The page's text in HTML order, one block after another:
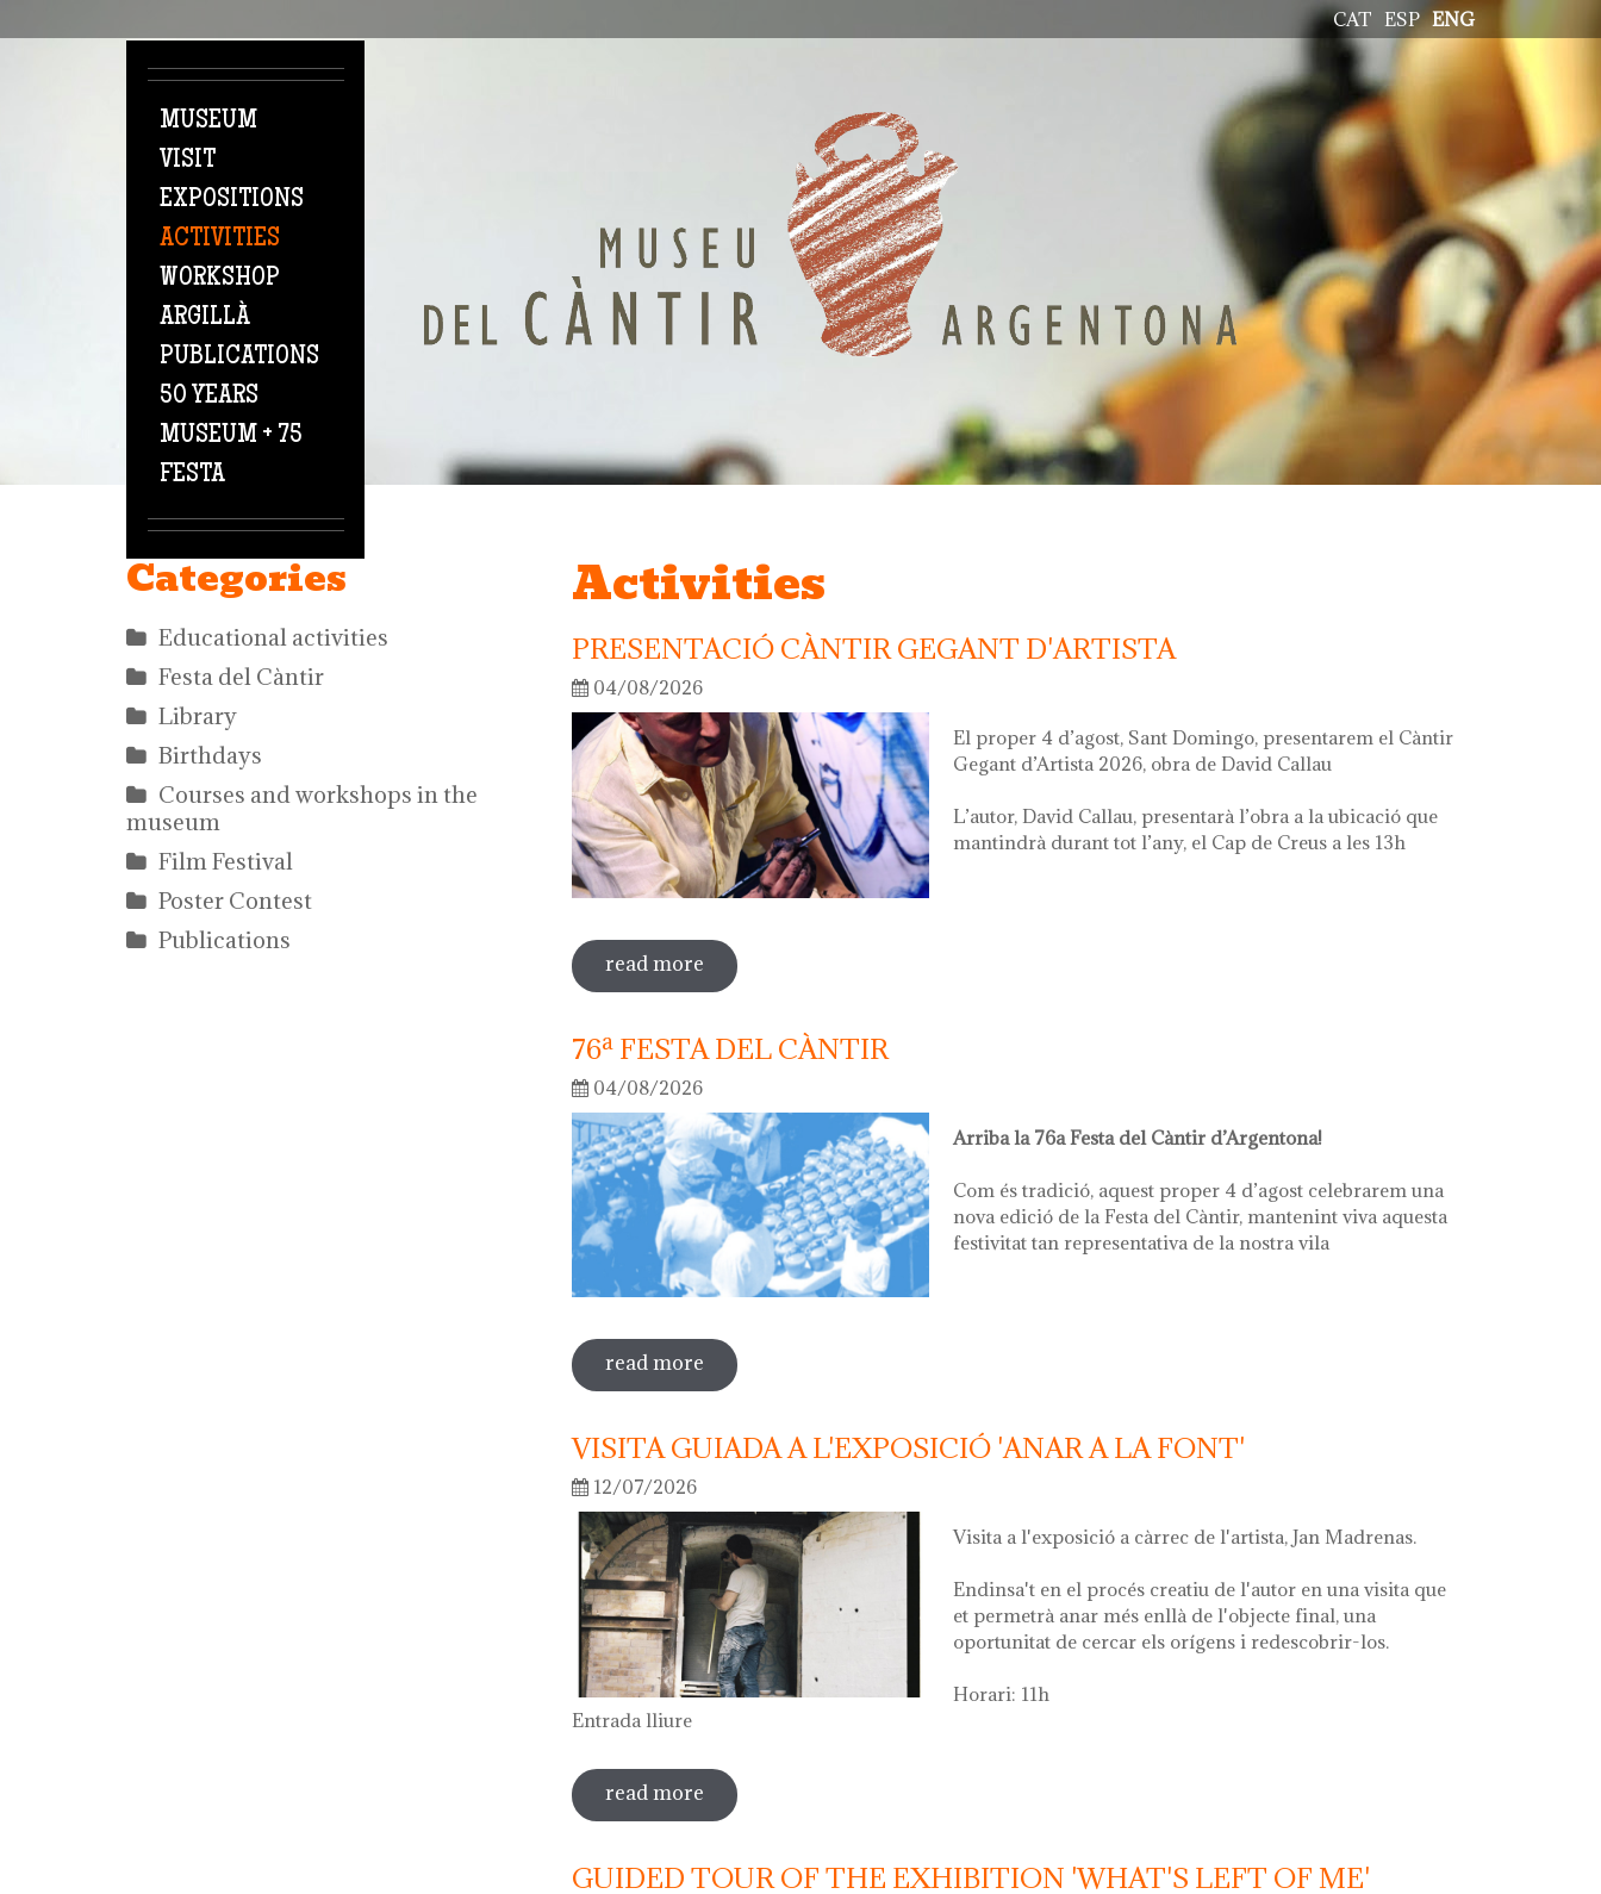
ENG
ESP
CAT
MUSEUM
VISIT
EXPOSITIONS
ACTIVITIES
WORKSHOP
ARGILLÀ
PUBLICATIONS
50 YEARS
MUSEUM + 75
FESTA
Categories
Educational activities
Festa del Càntir
Library
Birthdays
Courses and workshops in the
museum
Film Festival
Poster Contest
Publications
Activities
PRESENTACIÓ CÀNTIR GEGANT D'ARTISTA
04/08/2026
El proper 4 d’agost, Sant Domingo, presentarem el Càntir
Gegant d’Artista 2026, obra de David Callau
L’autor, David Callau, presentarà l’obra a la ubicació que
mantindrà durant tot l’any, el Cap de Creus a les 13h
read more sobre presentació càntir gegant d'artista
76ª FESTA DEL CÀNTIR
04/08/2026
Arriba la 76a Festa del Càntir d’Argentona!
Com és tradició, aquest proper 4 d’agost celebrarem una
nova edició de la Festa del Càntir, mantenint viva aquesta
festivitat tan representativa de la nostra vila
read more sobre 76ª festa del càntir
VISITA GUIADA A L'EXPOSICIÓ 'ANAR A LA FONT'
12/07/2026
Visita a l'exposició a càrrec de l'artista, Jan Madrenas.
Endinsa't en el procés creatiu de l'autor en una visita que
et permetrà anar més enllà de l'objecte final, una
oportunitat de cercar els orígens i redescobrir-los.
Horari: 11h
Entrada lliure
read more sobre visita guiada a l'exposició 'anar a la font'
GUIDED TOUR OF THE EXHIBITION 'WHAT'S LEFT OF ME'